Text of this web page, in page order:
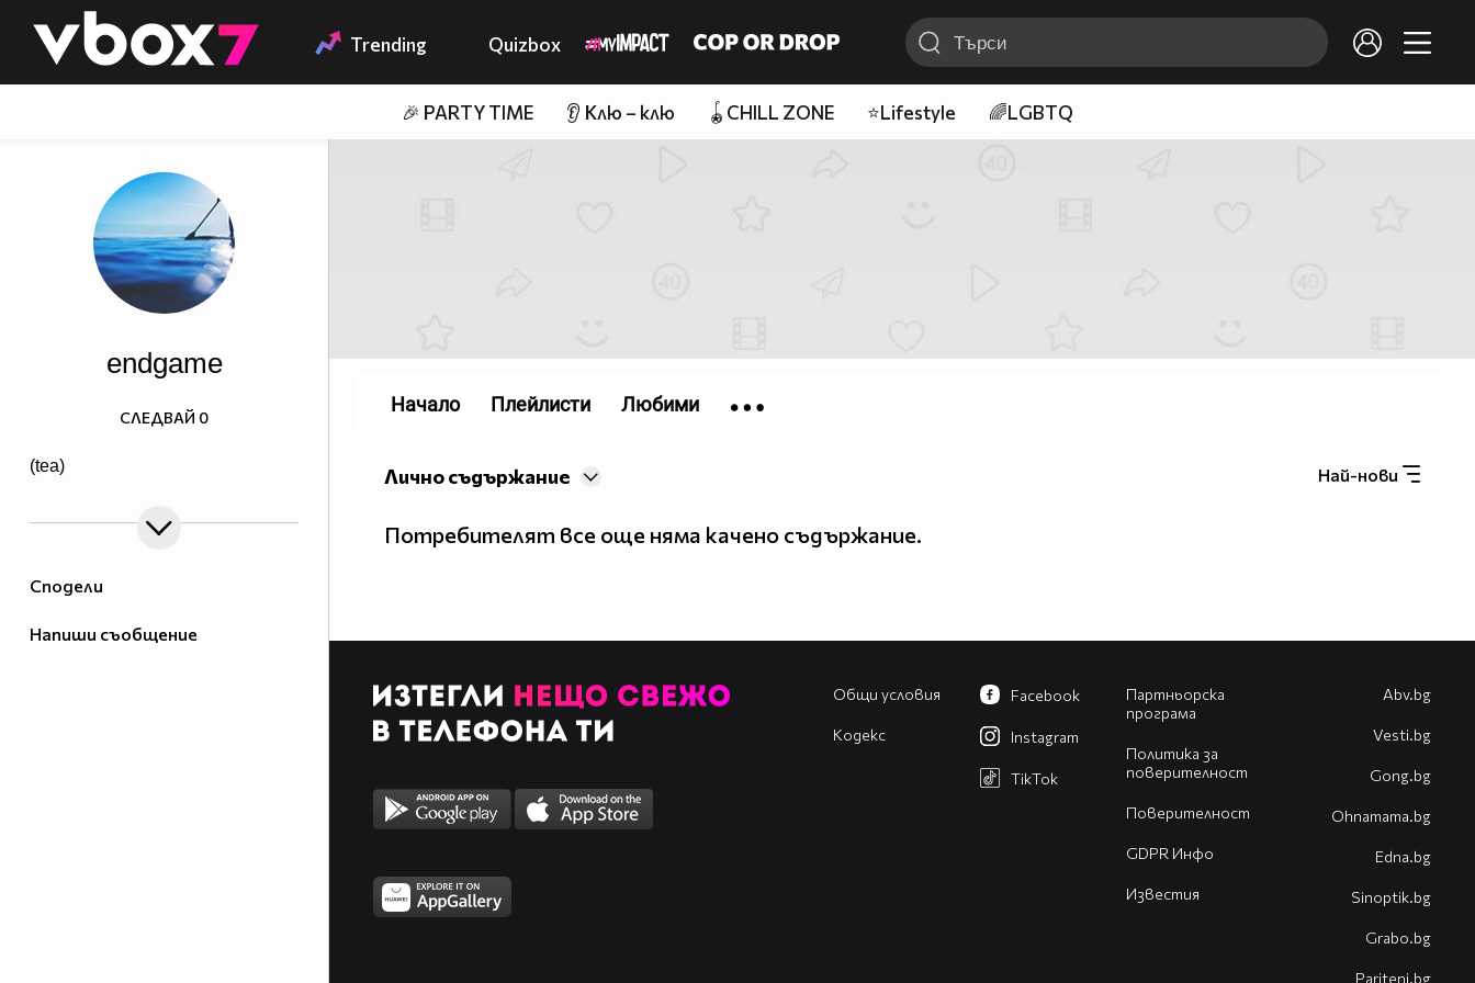
👾 Trending Quizbox
🎉 PARTY TIME 👂 Клю – клю 🪀CHILL ZONE ⭐Lifestyle 🌈LGBTQ
Сподели
Напиши съобщение
endgame
(tea)
СЛЕДВАЙ 0
Най-нови
Лично съдържание
Потребителят все още няма качено съдържание.
Начало Плейлисти Любими
Общи условия
Кодекс
Партньорска
програма
Политика за
поверителност
Поверителност
GDPR Инфо
Известия
Facebook
Instagram
TikTok
Abv.bg
Vesti.bg
Gong.bg
Оhnamama.bg
Edna.bg
Sinoptik.bg
Grabo.bg
Pariteni.bg